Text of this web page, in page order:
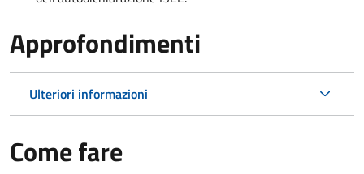
Approfondimenti
Ulteriori informazioni
Come fare